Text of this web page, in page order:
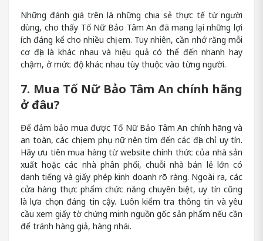
Những đánh giá trên là những chia sẻ thực tế từ người
dùng, cho thấy Tố Nữ Bảo Tâm An đã mang lại những lợi
ích đáng kể cho nhiều chị em. Tuy nhiên, cần nhớ rằng mỗi
cơ địa là khác nhau và hiệu quả có thể đến nhanh hay
chậm, ở mức độ khác nhau tùy thuộc vào từng người.
7. Mua Tố Nữ Bảo Tâm An chính hãng
ở đâu?
Để đảm bảo mua được Tố Nữ Bảo Tâm An chính hãng và
an toàn, các chị em phụ nữ nên tìm đến các địa chỉ uy tín.
Hãy ưu tiên mua hàng từ website chính thức của nhà sản
xuất hoặc các nhà phân phối, chuỗi nhà bán lẻ lớn có
danh tiếng và giấy phép kinh doanh rõ ràng. Ngoài ra, các
cửa hàng thực phẩm chức năng chuyên biệt, uy tín cũng
là lựa chọn đáng tin cậy. Luôn kiểm tra thông tin và yêu
cầu xem giấy tờ chứng minh nguồn gốc sản phẩm nếu cần
để tránh hàng giả, hàng nhái.